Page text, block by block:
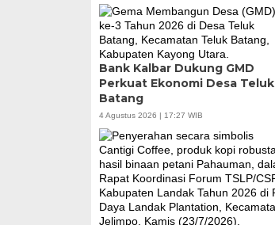
Bank Kalbar Dukung GMD
Perkuat Ekonomi Desa Teluk
Batang
4 Agustus 2026 | 17:27 WIB